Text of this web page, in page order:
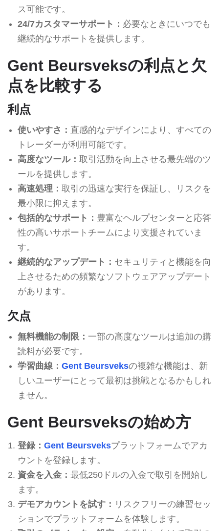
ス可能です。
24/7カスタマーサポート： 必要なときにいつでも
継続的なサポートを提供します。
Gent Beursveksの利点と欠
点を比較する
利点
使いやすさ： 直感的なデザインにより、すべての
トレーダーが利用可能です。
高度なツール： 取引活動を向上させる最先端のツ
ールを提供します。
高速処理： 取引の迅速な実行を保証し、リスクを
最小限に抑えます。
包括的なサポート： 豊富なヘルプセンターと応答
性の高いサポートチームにより支援されていま
す。
継続的なアップデート： セキュリティと機能を向
上させるための頻繁なソフトウェアアップデート
があります。
欠点
無料機能の制限： 一部の高度なツールは追加の購
読料が必要です。
学習曲線： Gent Beursveksの複雑な機能は、新
しいユーザーにとって最初は挑戦となるかもしれ
ません。
Gent Beursveksの始め方
登録： Gent Beursveksプラットフォームでアカ
ウントを登録します。
資金を入金： 最低250ドルの入金で取引を開始し
ます。
デモアカウントを試す： リスクフリーの練習セッ
ションでプラットフォームを体験します。